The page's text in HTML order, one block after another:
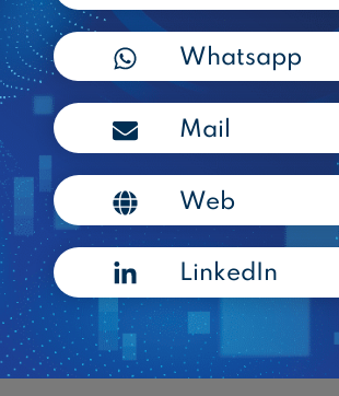
Whatsapp
Mail
Web
LinkedIn